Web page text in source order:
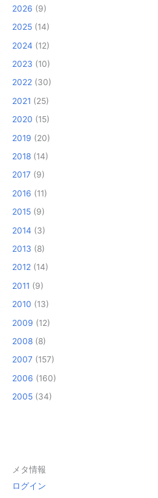
2026 (9)
2025 (14)
2024 (12)
2023 (10)
2022 (30)
2021 (25)
2020 (15)
2019 (20)
2018 (14)
2017 (9)
2016 (11)
2015 (9)
2014 (3)
2013 (8)
2012 (14)
2011 (9)
2010 (13)
2009 (12)
2008 (8)
2007 (157)
2006 (160)
2005 (34)
メタ情報
ログイン